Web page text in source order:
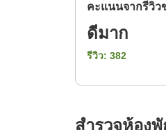
คะแนนจากรีวิว
ดีมาก
รีวิว: 382
สำรวจห้อง